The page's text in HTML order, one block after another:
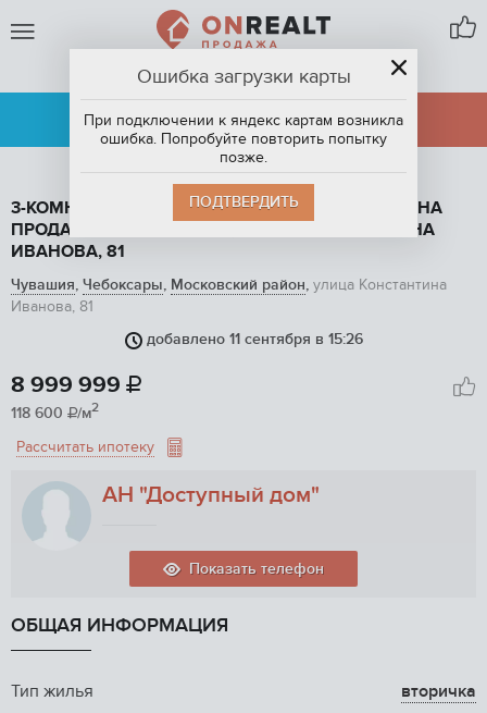
ЧЕБОКСАРЫ
АРЕНДА
ПРОДАЖА
3-КОМНАТНАЯ КВАРТИРА, 75.9 М2, ЭТАЖ 2 / 10, НА
ПРОДАЖУ В ЧЕБОКСАРАХ, УЛИЦА КОНСТАНТИНА
ИВАНОВА, 81
Чувашия, Чебоксары, Московский район, улица Константина
Иванова, 81
добавлено 11 сентября в 15:26
1/ 39
8 999 999 
118 600 /м2
Рассчитать ипотеку
АН "Доступный дом"
Показать телефон
ОБЩАЯ ИНФОРМАЦИЯ
Тип жилья вторичка
Ошибка загрузки карты
При подключении к яндекс картам возникла
ошибка. Попробуйте повторить попытку
позже.
ПОДТВЕРДИТЬ